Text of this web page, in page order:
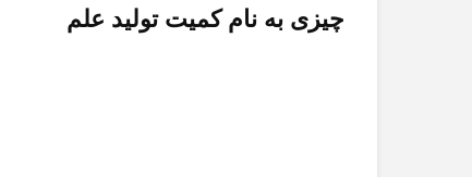
چیزی به نام کمیت تولید علم